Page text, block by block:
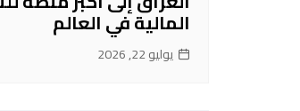
المالية في العالم
يوليو 22, 2026